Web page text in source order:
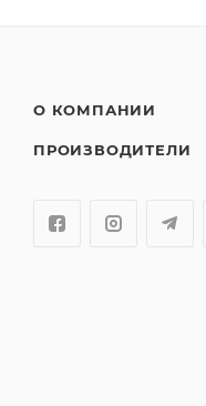
О КОМПАНИИ
ПРОИЗВОДИТЕЛИ